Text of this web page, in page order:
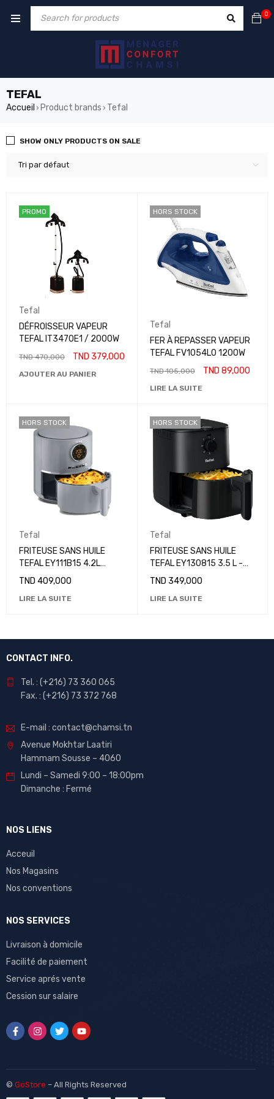
0
TEFAL
Accueil › Product brands › Tefal
Tri par défaut
SHOW ONLY PRODUCTS ON SALE
PROMO
Tefal
DÉFROISSEUR VAPEUR
TEFAL IT3470E1 / 2000W
TND470,000 TND 379,000
AJOUTER AU PANIER
HORS STOCK
Tefal
FER À REPASSER VAPEUR
TEFAL FV1054L0 1200W
TND105,000 TND 89,000
LIRE LA SUITE
HORS STOCK
Tefal
FRITEUSE SANS HUILE
TEFAL EY111B15 4.2L
ULTRA FRY GRIS
TND 409,000
LIRE LA SUITE
HORS STOCK
Tefal
FRITEUSE SANS HUILE
TEFAL EY130815 3.5 L -
NOIR
TND 349,000
LIRE LA SUITE
CONTACT INFO.
Tel. : (+216) 73 360 065
Fax. : (+216) 73 372 768
E-mail : contact@chamsi.tn
Avenue Mokhtar Laatiri
Hammam Sousse – 4060
Lundi – Samedi 9:00 – 18:00pm
Dimanche : Fermé
NOS LIENS
Acceuil
Nos Magasins
Nos conventions
NOS SERVICES
Livraison à domicile
Facilité de paiement
Service aprés vente
Cession sur salaire
© GoStore – All Rights Reserved